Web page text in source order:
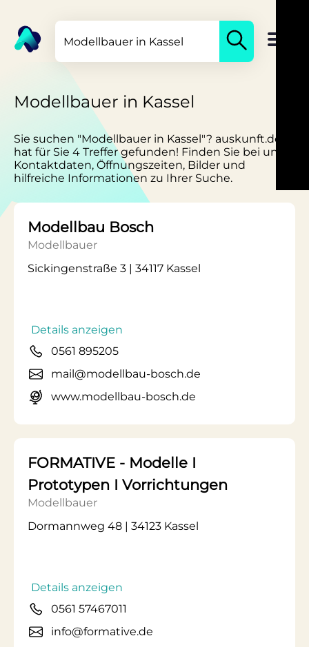
Modellbauer in Kassel
Sie suchen "Modellbauer in Kassel"? auskunft.de
hat für Sie 4 Treffer gefunden! Finden Sie bei uns
Kontaktdaten, Öffnungszeiten, Bilder und
hilfreiche Informationen zu Ihrer Suche.
Modellbau Bosch
Modellbauer
Sickingenstraße 3 | 34117 Kassel
Details anzeigen
0561 895205
mail@modellbau-bosch.de
www.modellbau-bosch.de
FORMATIVE - Modelle I
Prototypen I Vorrichtungen
Modellbauer
Dormannweg 48 | 34123 Kassel
Details anzeigen
0561 57467011
info@formative.de